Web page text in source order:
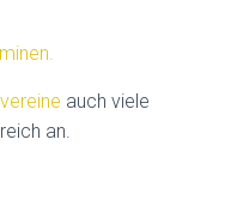
auch viele
an.